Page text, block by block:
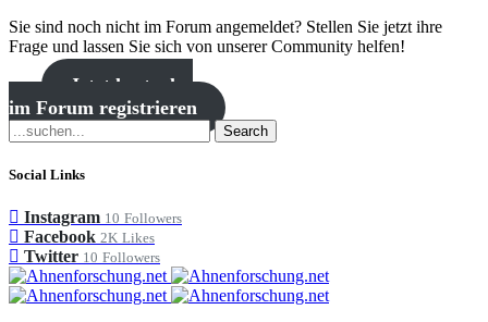
Sie sind noch nicht im Forum angemeldet? Stellen Sie jetzt ihre
Frage und lassen Sie sich von unserer Community helfen!
Jetzt kostenlos
im Forum registrieren
Search
Social Links
Instagram 10 Followers
Facebook 2K Likes
Twitter 10 Followers